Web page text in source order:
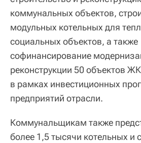
коммунальных объектов,
модульных котельных для
социальных объектов, а также
софинансирование
реконструкции 50 объектов
в рамках инвестиционных
предприятий отрасли.
Коммунальщикам также
более 1,5 тысячи котельных и